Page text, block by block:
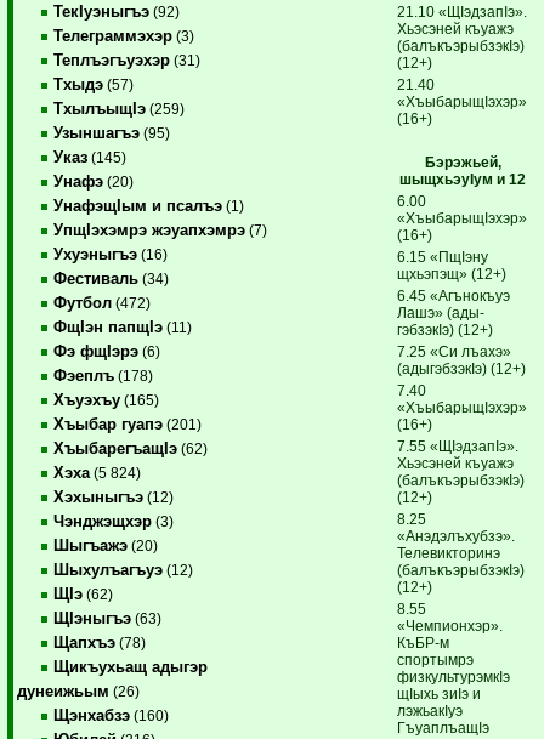
ТекIуэныгъэ (92)
Телеграммэхэр (3)
Теплъэгъуэхэр (31)
Тхыдэ (57)
ТхылъыщIэ (259)
Узыншагъэ (95)
Указ (145)
Унафэ (20)
УнафэщIым и псалъэ (1)
УпщIэхэмрэ жэуапхэмрэ (7)
Ухуэныгъэ (16)
Фестиваль (34)
Футбол (472)
ФщIэн папщIэ (11)
Фэ фщIэрэ (6)
Фэеплъ (178)
Хъуэхъу (165)
Хъыбар гуапэ (201)
ХъыбарегъащIэ (62)
Хэха (5 824)
Хэхыныгъэ (12)
Чэнджэщхэр (3)
Шыгъажэ (20)
Шыхулъагъуэ (12)
ЩIэ (62)
ЩIэныгъэ (63)
Щапхъэ (78)
Щикъухьащ адыгэр
дунеижьым (26)
Щэнхабзэ (160)
21.10 «ЩIэдзапIэ».
Хьэсэней къуа­жэ
(балъкъэрыбзэкIэ)
(12+)
21.40
«ХъыбарыщIэхэр»
(16+)
Бэрэжьей,
шыщхьэуIум и 12
6.00
«ХъыбарыщIэхэр»
(16+)
6.15 «ПщIэну
щхьэпэщ» (12+)
6.45 «Агънокъуэ
Лашэ» (ады­
гэбзэкIэ) (12+)
7.25 «Си лъахэ»
(адыгэбзэкIэ) (12+)
7.40
«ХъыбарыщIэхэр»
(16+)
7.55 «ЩIэдзапIэ».
Хьэсэней къуажэ
(балъкъэрыбзэкIэ)
(12+)
8.25
«Анэдэлъхубзэ».
Телевикторинэ
(балъкъэрыбзэкIэ)
(12+)
8.55
«Чемпионхэр».
КъБР-м
спортымрэ
физкультурэмкIэ
щIыхь зиIэ и
лэжьакIуэ
ГъуаплъащIэ